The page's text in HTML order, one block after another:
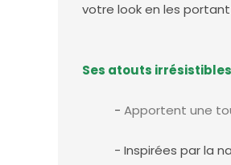
votre look en les
Ses atouts irrésistibles
- Apportent une
- Inspirées par la